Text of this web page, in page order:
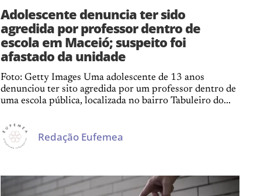
Adolescente denuncia ter sido
agredida por professor dentro de
escola em Maceió; suspeito foi
afastado da unidade
Foto: Getty Images Uma adolescente de 13 anos
denunciou ter sito agredida por um professor dentro de
uma escola pública, localizada no bairro Tabuleiro do...
Redação Eufemea